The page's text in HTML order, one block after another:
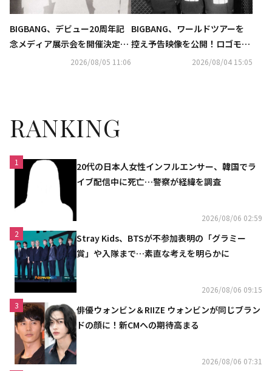
BIGBANG、デビュー20周年記
念メディア展示会を開催決定！
無料で実施も…予告ポスターに
2026/08/05 11:06
BIGBANG、ワールドツアーを
控え予告映像を公開！ロゴモー
ションの意味・世界観に注目
2026/08/04 15:05
RANKING
1
20代の日本人女性インフルエンサー、韓国でラ
イブ配信中に死亡…警察が経緯を調査
2026/08/06 02:59
2
Stray Kids、BTSが不参加表明の「グラミー
賞」や入隊まで…素直な考えを明らかに
2026/08/06 09:15
3
俳優ウォンビン＆RIIZE ウォンビンが同じブラン
ドの顔に！新CMへの期待高まる
2026/08/06 07:31